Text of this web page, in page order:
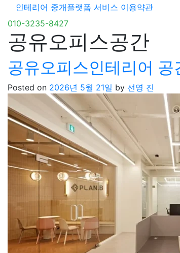
인테리어 중개플랫폼 서비스 이용약관
010-3235-8427
공유오피스공간
공유오피스인테리어
Posted on 2026년 5월 21일 by 선영 진